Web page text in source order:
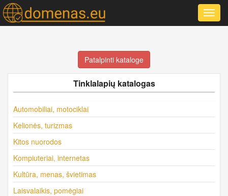
Patalpinti kataloge
Tinklalapių katalogas
Automobiliai, motociklai
Kelionės, turizmas
Kitos nuorodos
Kompiuteriai, internetas
Kultūra, menas, švietimas
Laisvalaikis, pomėgiai